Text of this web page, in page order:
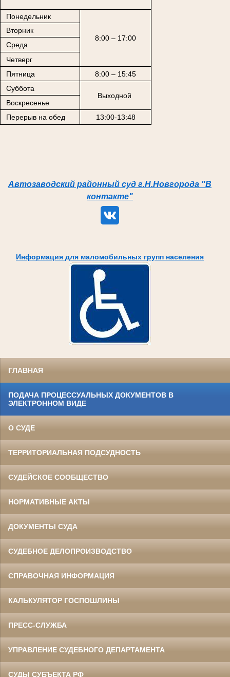
Понедельник
8:00 – 17:00
Вторник
Среда
Четверг
Пятница
8:00 – 15:45
Суббота
Выходной
Воскресенье
Перерыв на обед
13:00-13:48
Автозаводский районный суд г.Н.Новгорода "В
контакте"
Информация для маломобильных групп населения
ГЛАВНАЯ
ПОДАЧА ПРОЦЕССУАЛЬНЫХ ДОКУМЕНТОВ В
ЭЛЕКТРОННОМ ВИДЕ
О СУДЕ
ТЕРРИТОРИАЛЬНАЯ ПОДСУДНОСТЬ
СУДЕЙСКОЕ СООБЩЕСТВО
НОРМАТИВНЫЕ АКТЫ
ДОКУМЕНТЫ СУДА
СУДЕБНОЕ ДЕЛОПРОИЗВОДСТВО
СПРАВОЧНАЯ ИНФОРМАЦИЯ
КАЛЬКУЛЯТОР ГОСПОШЛИНЫ
ПРЕСС-СЛУЖБА
УПРАВЛЕНИЕ СУДЕБНОГО ДЕПАРТАМЕНТА
СУДЫ СУБЪЕКТА РФ